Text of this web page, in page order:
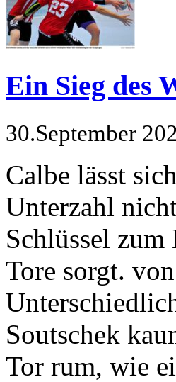
Ein Sieg des
30.September
Calbe lässt
Unterzahl
Schlüssel
Tore sorgt.
Soutschek
Tor rum, wie